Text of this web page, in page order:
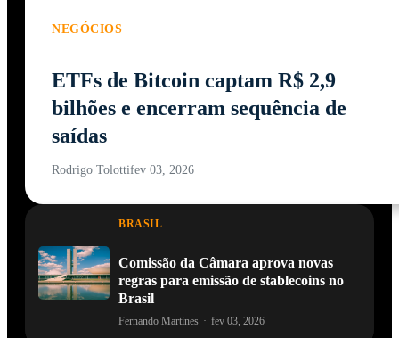
NEGÓCIOS
ETFs de Bitcoin captam R$ 2,9
bilhões e encerram sequência de
saídas
Rodrigo Tolottifev 03, 2026
BRASIL
Comissão da Câmara aprova novas
regras para emissão de stablecoins no
Brasil
Fernando Martines · fev 03, 2026